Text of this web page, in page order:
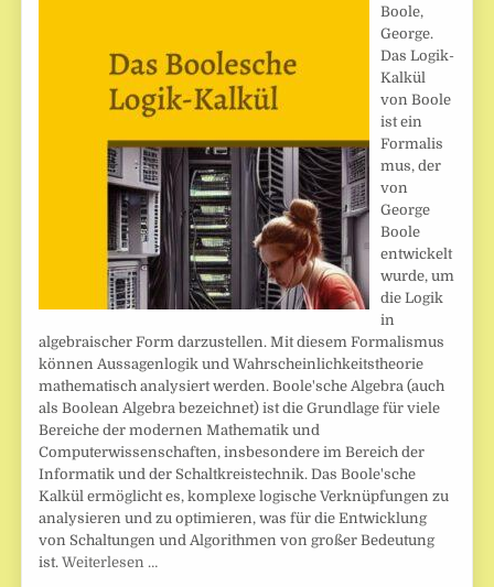
Boole,
George.
Das Logik-
Kalkül
von Boole
ist ein
Formalis
mus, der
von
George
Boole
entwickelt
wurde, um
die Logik
in
algebraischer Form darzustellen. Mit diesem Formalismus
können Aussagenlogik und Wahrscheinlichkeitstheorie
mathematisch analysiert werden. Boole'sche Algebra (auch
als Boolean Algebra bezeichnet) ist die Grundlage für viele
Bereiche der modernen Mathematik und
Computerwissenschaften, insbesondere im Bereich der
Informatik und der Schaltkreistechnik. Das Boole'sche
Kalkül ermöglicht es, komplexe logische Verknüpfungen zu
analysieren und zu optimieren, was für die Entwicklung
von Schaltungen und Algorithmen von großer Bedeutung
ist.Weiterlesen …